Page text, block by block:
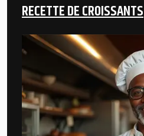
RECETTE DE CROISSANTS